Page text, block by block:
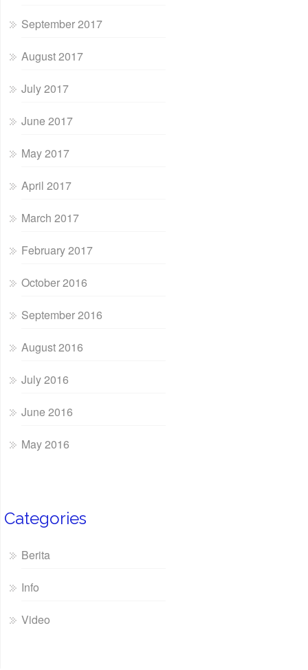
September 2017
August 2017
July 2017
June 2017
May 2017
April 2017
March 2017
February 2017
October 2016
September 2016
August 2016
July 2016
June 2016
May 2016
Categories
Berita
Info
Video